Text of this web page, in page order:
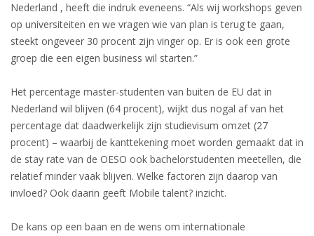
HIGHLY SKILLED MIGRANTS PAYROLL SERVICES
AGENCIES
BLOG
• DAILY NEWS
• BRANDING
Nederland , heeft die indruk eveneens. “Als wij workshops geven
op universiteiten en we vragen wie van plan is terug te gaan,
steekt ongeveer 30 procent zijn vinger op. Er is ook een grote
groep die een eigen business wil starten.”
Het percentage master-studenten van buiten de EU dat in
Nederland wil blijven (64 procent), wijkt dus nogal af van het
percentage dat daadwerkelijk zijn studievisum omzet (27
procent) – waarbij de kanttekening moet worden gemaakt dat in
de stay rate van de OESO ook bachelorstudenten meetellen, die
relatief minder vaak blijven. Welke factoren zijn daarop van
invloed? Ook daarin geeft Mobile talent? inzicht.
De kans op een baan en de wens om internationale